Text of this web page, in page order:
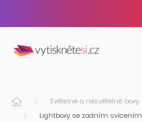
Světelné a nesvětelné boxy
Lightboxy se zadním svícením